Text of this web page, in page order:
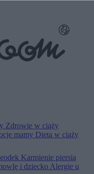
Zdrowie w ciąży
mamy Dieta w ciąży
Karmienie piersią
i dziecko Alergie u